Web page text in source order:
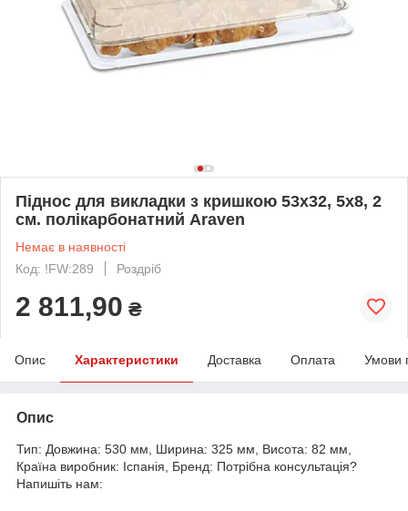
Піднос для викладки з кришкою 53х32, 5х8, 2
см. полікарбонатний Araven
Немає в наявності
Код: !FW:289
Роздріб
2 811,90 ₴
Опис Характеристики Доставка Оплата Умови
Опис
Тип: Довжина: 530 мм, Ширина: 325 мм, Висота: 82 мм,
Країна виробник: Іспанія, Бренд: Потрібна консультація?
Напишіть нам: